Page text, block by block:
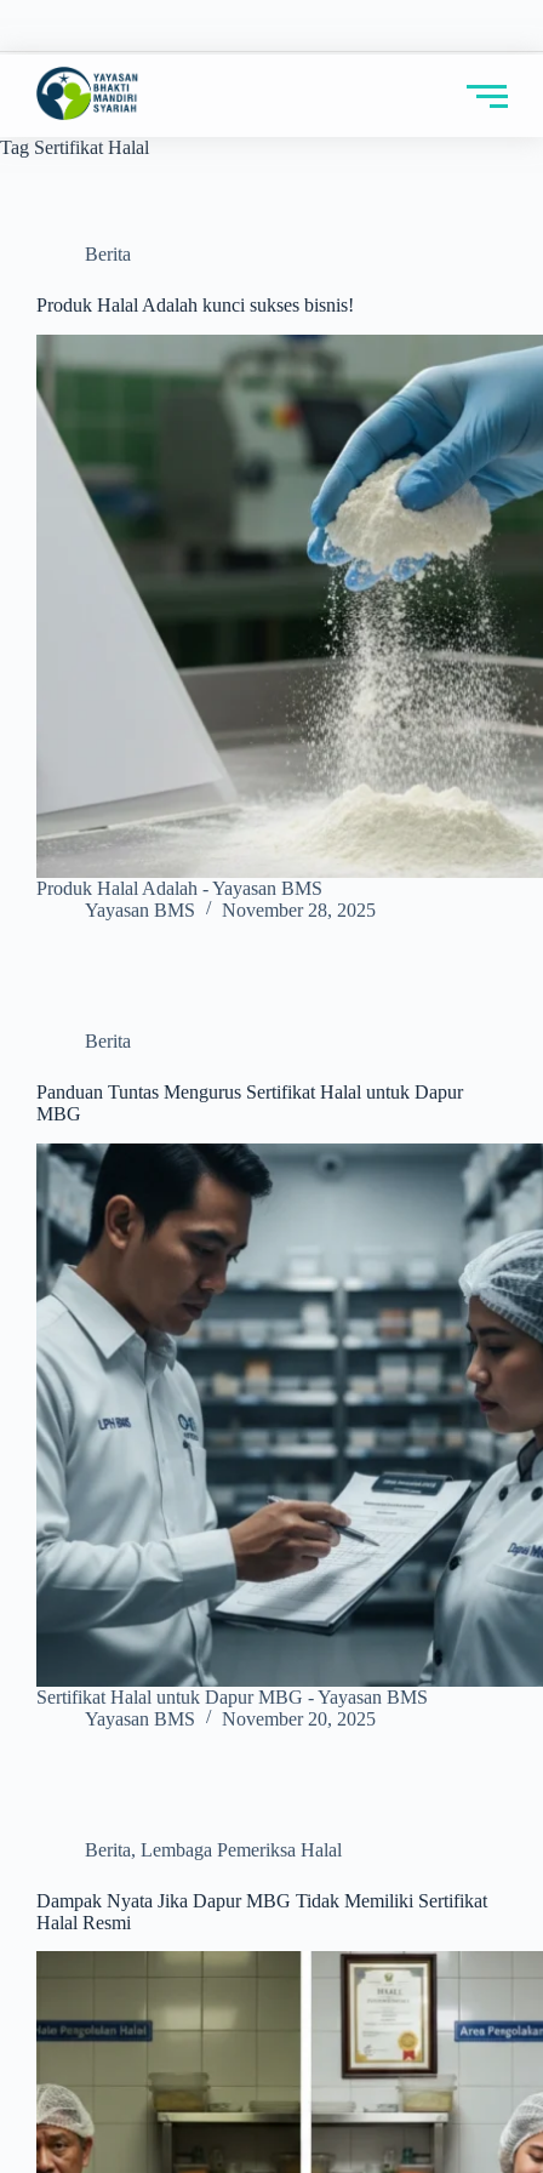
Tag Sertifikat Halal
Berita
Produk Halal Adalah kunci sukses bisnis!
Produk Halal Adalah - Yayasan BMS
Yayasan BMS
November 28, 2025
Berita
Panduan Tuntas Mengurus Sertifikat Halal untuk Dapur
MBG
Sertifikat Halal untuk Dapur MBG - Yayasan BMS
Yayasan BMS
November 20, 2025
Berita, Lembaga Pemeriksa Halal
Dampak Nyata Jika Dapur MBG Tidak Memiliki Sertifikat
Halal Resmi